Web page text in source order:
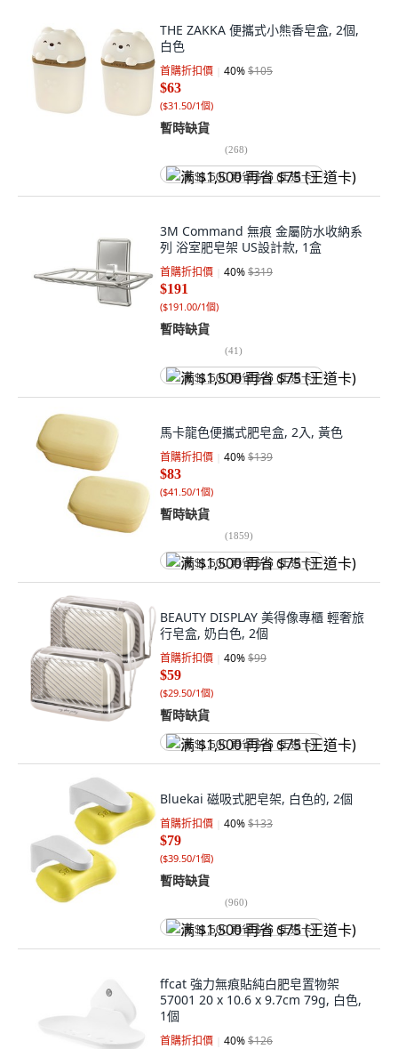
THE ZAKKA 便攜式小熊香皂盒, 2個,
白色
首購折扣價 40%$105
$63
($31.50/1個)
暫時缺貨
(268)
满 $1,500 再省 $75 (王道卡)
3M Command 無痕 金屬防水收納系
列 浴室肥皂架 US設計款, 1盒
首購折扣價 40%$319
$191
($191.00/1個)
暫時缺貨
(41)
满 $1,500 再省 $75 (王道卡)
馬卡龍色便攜式肥皂盒, 2入, 黃色
首購折扣價 40%$139
$83
($41.50/1個)
暫時缺貨
(1859)
满 $1,500 再省 $75 (王道卡)
BEAUTY DISPLAY 美得像專櫃 輕奢旅
行皂盒, 奶白色, 2個
首購折扣價 40%$99
$59
($29.50/1個)
暫時缺貨
满 $1,500 再省 $75 (王道卡)
Bluekai 磁吸式肥皂架, 白色的, 2個
首購折扣價 40%$133
$79
($39.50/1個)
暫時缺貨
(960)
满 $1,500 再省 $75 (王道卡)
ffcat 強力無痕貼純白肥皂置物架
57001 20 x 10.6 x 9.7cm 79g, 白色,
1個
首購折扣價 40%$126